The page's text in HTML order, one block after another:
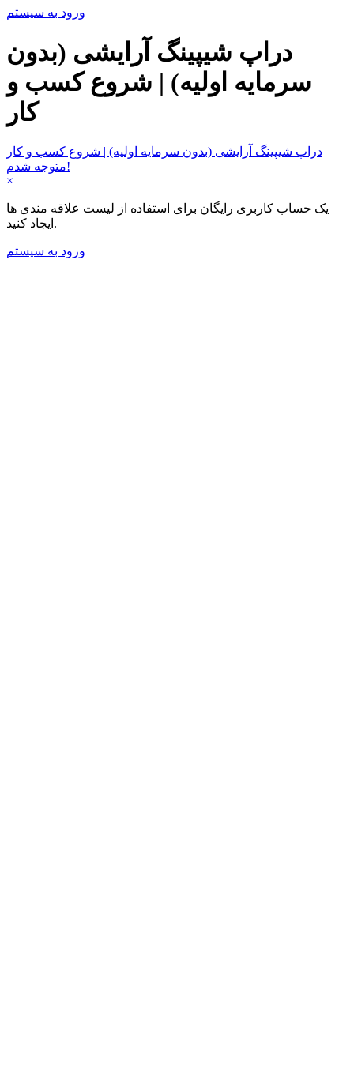
ورود به سیستم
دراپ شیپینگ آرایشی (بدون
سرمایه اولیه) | شروع کسب و
کار
دراپ شیپینگ آرایشی (بدون سرمایه اولیه) | شروع کسب و کار
متوجه شدم!
×
یک حساب کاربری رایگان برای استفاده از لیست علاقه مندی ها
ایجاد کنید.
ورود به سیستم